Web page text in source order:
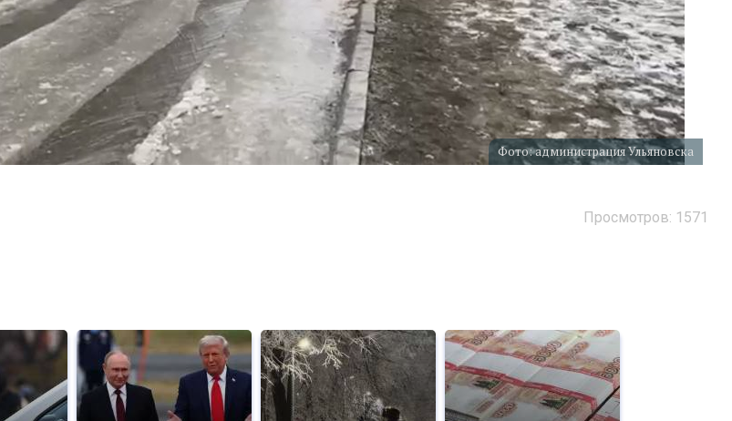
Фото: администрация Ульяновска
Просмотров: 1571